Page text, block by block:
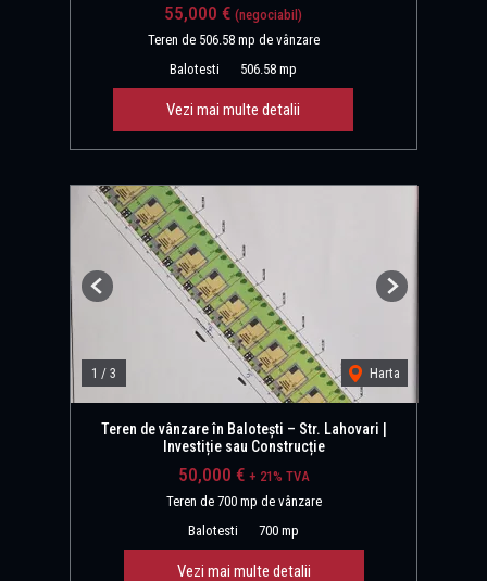
55,000 € (negociabil)
Teren de 506.58 mp de vânzare
Balotesti
506.58 mp
Vezi mai multe detalii
1 / 3 Harta
Previous Next
Teren de vânzare în Balotești – Str. Lahovari |
Investiție sau Construcție
50,000 € + 21% TVA
Teren de 700 mp de vânzare
Balotesti
700 mp
Vezi mai multe detalii